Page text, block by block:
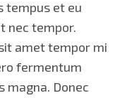
tempus et eu
nec tempor.
amet tempor mi
fermentum
magna. Donec